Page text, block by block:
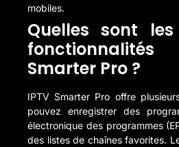
mobiles.
Quelles sont
Smarter Pro ?
IPTV Smarter Pro offre
pouvez enregistrer des
électronique des programmes
des listes de chaînes favorites.